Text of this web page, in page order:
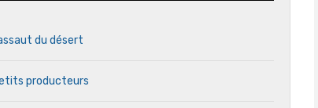
du désert
producteurs